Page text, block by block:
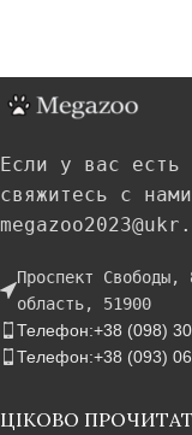
Если у вас есть
свяжитесь с
Проспект Свободы,
область, 51900
Телефон:+38 (098)
Телефон:+38 (093)
ЦІКОВО